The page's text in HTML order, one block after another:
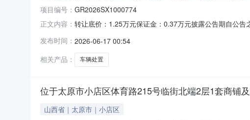
项目编号： GR2026SX1000774
正文内容： 转让底价：1.25万元保证金：0.37万元披露公告期自公
（万元）1.25转让底价是否含税否披露起始日期
发布时间： 2026-06-17 00:54
相关产品：
车辆处置
位于太原市小店区体育路215号临街北端2层1套商铺
山西省｜太原市｜小店区